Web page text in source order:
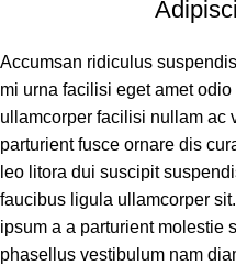
Accumsan ridiculus
mi urna facilisi eget amet
ullamcorper facilisi nullam ac
parturient fusce ornare dis
leo litora dui suscipit
faucibus ligula ullamcorper
ipsum a a parturient molestie
phasellus vestibulum nam